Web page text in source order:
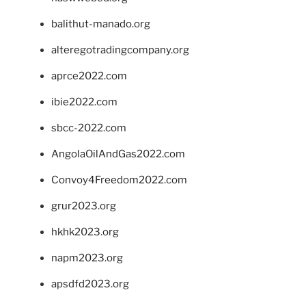
balithut-manado.org
alteregotradingcompany.org
aprce2022.com
ibie2022.com
sbcc-2022.com
AngolaOilAndGas2022.com
Convoy4Freedom2022.com
grur2023.org
hkhk2023.org
napm2023.org
apsdfd2023.org